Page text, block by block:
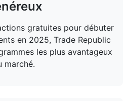
gratuites pour débuter
en 2025, Trade Republic
les plus avantageux
marché.